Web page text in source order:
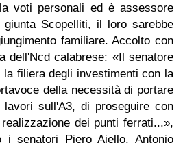
voti personali ed è assessore
Scopelliti, il loro sarebbe
familiare. Accolto con
dell'Ncd calabrese: «Il senatore
filiera degli investimenti con la
della necessità di portare
sull'A3, di proseguire con
dei punti ferrati...»,
i senatori Piero Aiello, Antonio